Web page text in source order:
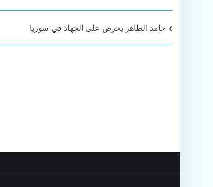
تصفّح
المقالات
حامد الطاهر يحرض على الجهاد في سوريا